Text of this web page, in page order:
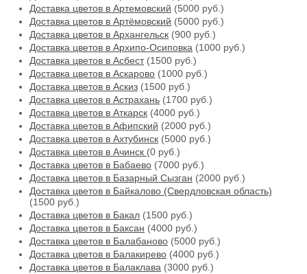
Доставка цветов в Артемовский (5000 руб.)
Доставка цветов в Артёмовский (5000 руб.)
Доставка цветов в Архангельск (900 руб.)
Доставка цветов в Архипо-Осиповка (1000 руб.)
Доставка цветов в Асбест(1500 руб.)
Доставка цветов в Аскарово (1000 руб.)
Доставка цветов в Аскиз (1500 руб.)
Доставка цветов в Астрахань (1700 руб.)
Доставка цветов в Аткарск (4000 руб.)
Доставка цветов в Афипский (2000 руб.)
Доставка цветов в Ахтубинск (5000 руб.)
Доставка цветов в Ачинск (0 руб.)
Доставка цветов в Бабаево (7000 руб.)
Доставка цветов в Базарный Сызган (2000 руб.)
Доставка цветов в Байкалово (Свердловская область)
(1500 руб.)
Доставка цветов в Бакал (1500 руб.)
Доставка цветов в Баксан (4000 руб.)
Доставка цветов в Балабаново (5000 руб.)
Доставка цветов в Балакирево (4000 руб.)
Доставка цветов в Балаклава (3000 руб.)